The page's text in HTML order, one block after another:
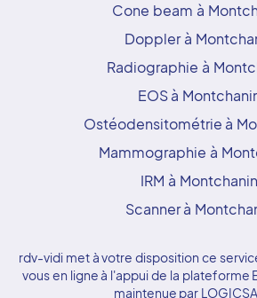
Cone beam à
Doppler à
Radiographie à
EOS à
Ostéodensitométrie à
Mammographie à
IRM à Montchanin
Scanner à
rdv-vidi met à votre disposition ce
vous en ligne à l'appui de la plateforme
maintenue par